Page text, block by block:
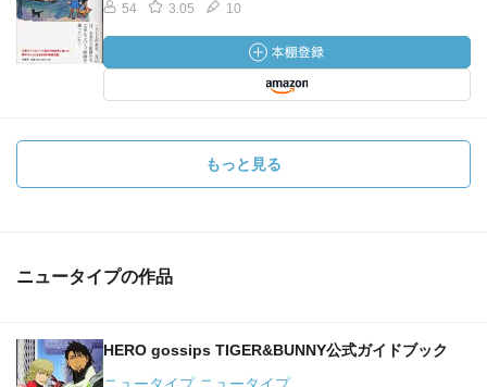
54 3.05 10
もっと見る
ニュータイプの作品
HERO gossips TIGER&BUNNY公式ガイドブック